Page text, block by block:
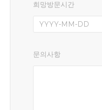
희망방문시간
문의사항